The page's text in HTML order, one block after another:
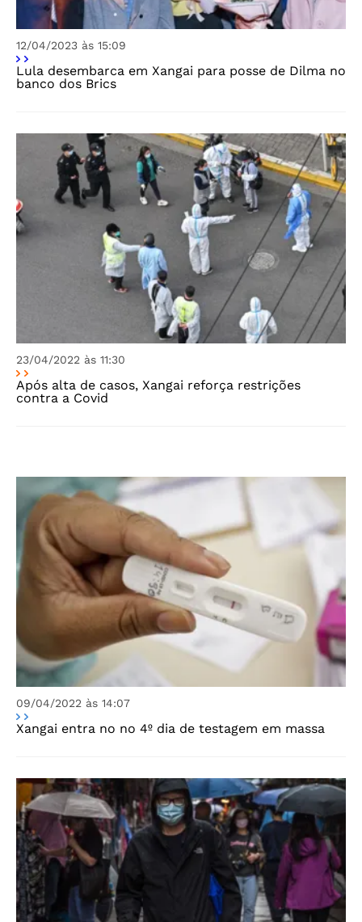
12/04/2023 às 15:09
Lula desembarca em Xangai para posse de Dilma no
banco dos Brics
23/04/2022 às 11:30
Após alta de casos, Xangai reforça restrições
contra a Covid
09/04/2022 às 14:07
Xangai entra no no 4º dia de testagem em massa